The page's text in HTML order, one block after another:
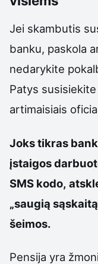
Jei skambutis
banku, paskola
nedarykite
Patys susisiekite
artimaisiais
Joks tikras
įstaigos
SMS kodo,
„saugią
šeimos.
Pensija yra